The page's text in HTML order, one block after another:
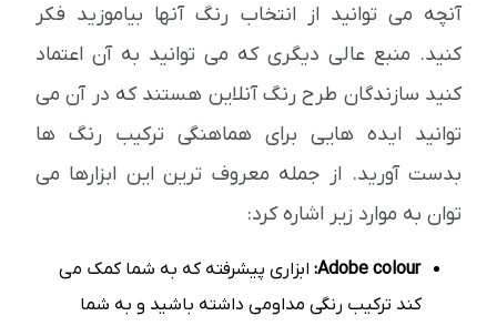
آنچه می توانید از انتخاب رنگ آنها بیاموزید فکر
کنید. منبع عالی دیگری که می توانید به آن اعتماد
کنید سازندگان طرح رنگ آنلاین هستند که در آن می
توانید ایده هایی برای هماهنگی ترکیب رنگ ها
بدست آورید. از جمله معروف ترین این ابزارها می
توان به موارد زیر اشاره کرد:
Adobe colour:
ابزاری پیشرفته که به شما کمک می
کند ترکیب رنگی مداومی داشته باشید و به شما